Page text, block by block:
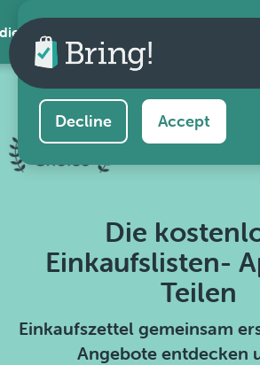
AppThis website uses cookies to
best experience on our website.
Decline Accept
Die
Einkaufslisten-
Teilen
Einkaufszettel gemeinsam
Angebote entdecken